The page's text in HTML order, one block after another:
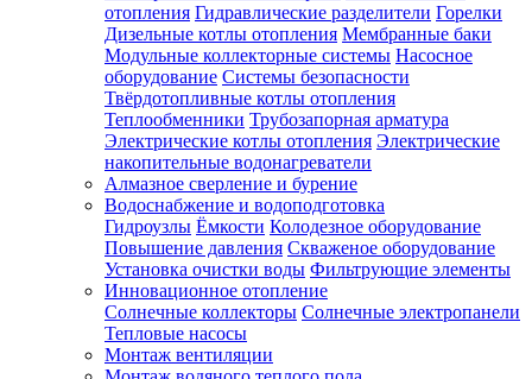
отопления Гидравлические разделители Горелки
Дизельные котлы отопления Мембранные баки
Модульные коллекторные системы Насосное
оборудование Системы безопасности
Твёрдотопливные котлы отопления
Теплообменники Трубозапорная арматура
Электрические котлы отопления Электрические
накопительные водонагреватели
Алмазное сверление и бурение
Водоснабжение и водоподготовка
Гидроузлы Ёмкости Колодезное оборудование
Повышение давления Скваженое оборудование
Установка очистки воды Фильтрующие элементы
Инновационное отопление
Солнечные коллекторы Солнечные электропанели
Тепловые насосы
Монтаж вентиляции